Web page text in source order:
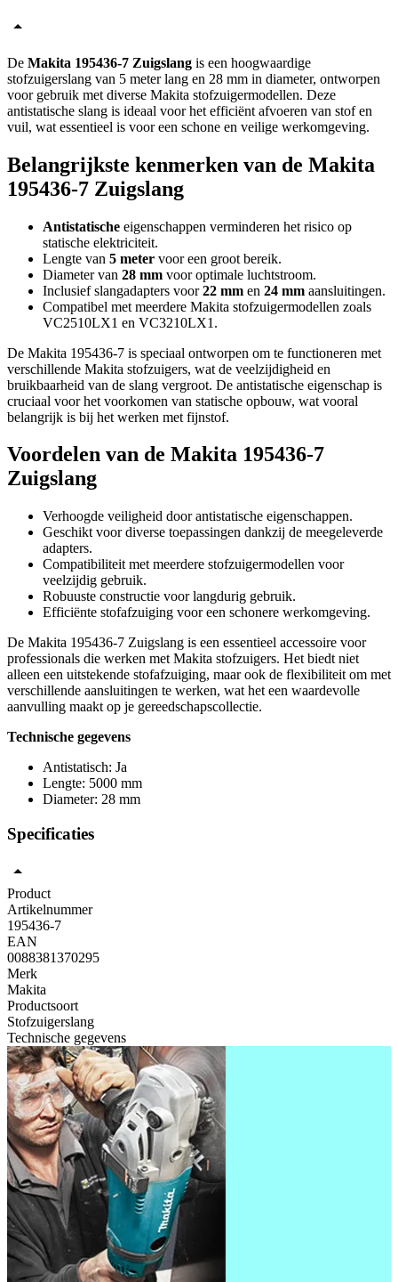
De Makita 195436-7 Zuigslang is een hoogwaardige
stofzuigerslang van 5 meter lang en 28 mm in diameter, ontworpen
voor gebruik met diverse Makita stofzuigermodellen. Deze
antistatische slang is ideaal voor het efficiënt afvoeren van stof en
vuil, wat essentieel is voor een schone en veilige werkomgeving.
Belangrijkste kenmerken van de Makita
195436-7 Zuigslang
Antistatische eigenschappen verminderen het risico op
statische elektriciteit.
Lengte van 5 meter voor een groot bereik.
Diameter van 28 mm voor optimale luchtstroom.
Inclusief slangadapters voor22 mm en 24 mm aansluitingen.
Compatibel met meerdere Makita stofzuigermodellen zoals
VC2510LX1 en VC3210LX1.
De Makita 195436-7 is speciaal ontworpen om te functioneren met
verschillende Makita stofzuigers, wat de veelzijdigheid en
bruikbaarheid van de slang vergroot. De antistatische eigenschap is
cruciaal voor het voorkomen van statische opbouw, wat vooral
belangrijk is bij het werken met fijnstof.
Voordelen van de Makita 195436-7
Zuigslang
Verhoogde veiligheid door antistatische eigenschappen.
Geschikt voor diverse toepassingen dankzij de meegeleverde
adapters.
Compatibiliteit met meerdere stofzuigermodellen voor
veelzijdig gebruik.
Robuuste constructie voor langdurig gebruik.
Efficiënte stofafzuiging voor een schonere werkomgeving.
De Makita 195436-7 Zuigslang is een essentieel accessoire voor
professionals die werken met Makita stofzuigers. Het biedt niet
alleen een uitstekende stofafzuiging, maar ook de flexibiliteit om met
verschillende aansluitingen te werken, wat het een waardevolle
aanvulling maakt op je gereedschapscollectie.
Technische gegevens
Antistatisch: Ja
Lengte: 5000 mm
Diameter: 28 mm
Specificaties
Product
Artikelnummer
195436-7
EAN
0088381370295
Merk
Makita
Productsoort
Stofzuigerslang
Technische gegevens